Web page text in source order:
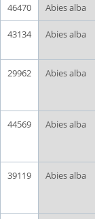
46470 Abies alba
43134 Abies alba
29962 Abies alba
44569 Abies alba
39119 Abies alba